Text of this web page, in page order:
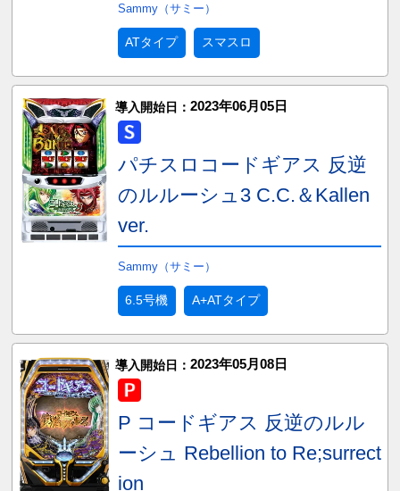
Sammy（サミー）
ATタイプ スマスロ
導入開始日： 2023年06月05日
パチスロコードギアス 反逆
のルルーシュ3 C.C.＆Kallen
ver.
Sammy（サミー）
6.5号機 A+ATタイプ
導入開始日： 2023年05月08日
P コードギアス 反逆のルル
ーシュ Rebellion to Re;surrect
ion